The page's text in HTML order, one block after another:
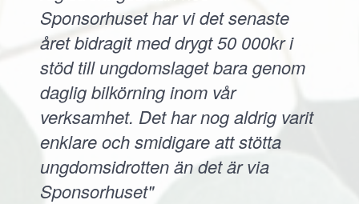
Sponsorhuset har vi det senaste
året bidragit med drygt 50 000kr i
stöd till ungdomslaget bara genom
daglig bilkörning inom vår
verksamhet. Det har nog aldrig varit
enklare och smidigare att stötta
ungdomsidrotten än det är via
Sponsorhuset"